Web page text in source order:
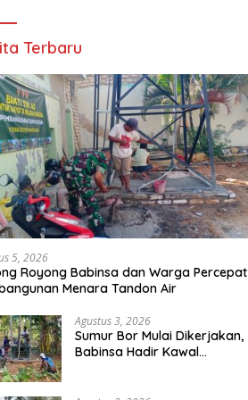
Terbaru
5, 2026
Royong Babinsa dan Warga Percepat
Menara Tandon Air
Agustus 3, 2026
Sumur Bor Mulai Dikerjakan,
Babinsa Hadir Kawal